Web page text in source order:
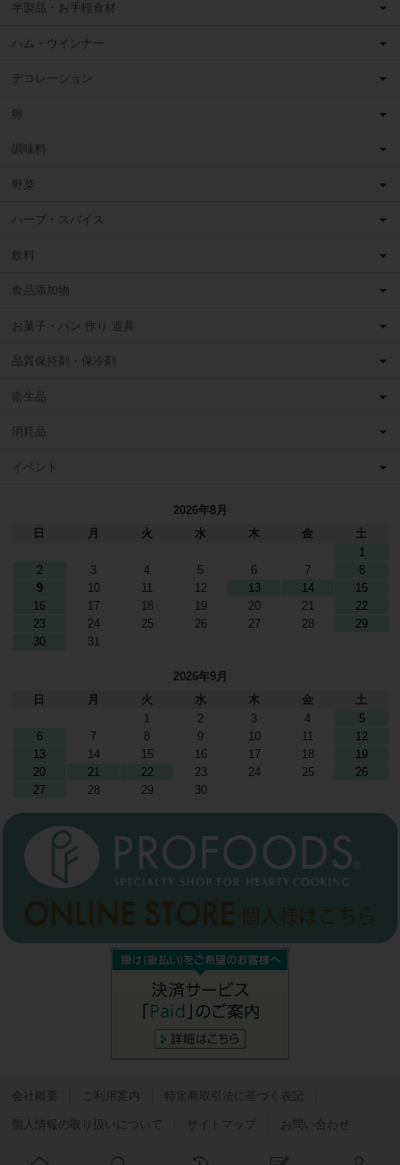
半製品・お手軽食材
ハム・ウインナー
デコレーション
卵
調味料
野菜
ハーブ・スパイス
飲料
食品添加物
お菓子・パン 作り 道具
品質保持剤・保冷剤
衛生品
消耗品
イベント
2026年8月
日
月 火 水 木 金
土
1
2
3 4 5 6 7
8
9
10 11 12 13 14
15
16
17 18 19 20 21
22
23
24 25 26 27 28
29
30
31
2026年9月
日
月 火 水 木 金
土
1
2 3 4
5
6
7 8 9 10 11
12
13
14 15 16 17 18
19
20
21 22 23 24 25
26
27
28 29 30
会社概要 ご利用案内 特定商取引法に基づく表記
個人情報の取り扱いについて サイトマップ お問い合わせ